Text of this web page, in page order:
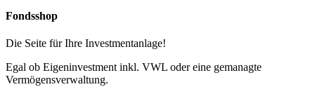
Fondsshop
Die Seite für Ihre Investmentanlage!
Egal ob Eigeninvestment inkl. VWL oder eine gemanagte
Vermögensverwaltung.